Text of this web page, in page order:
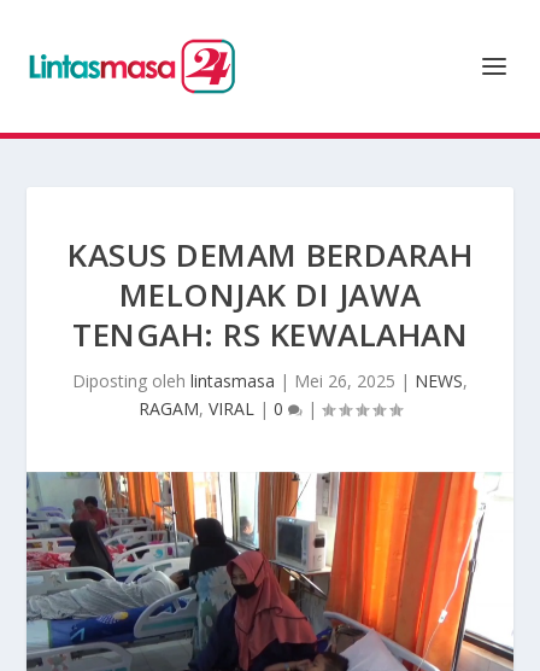
KASUS DEMAM BERDARAH
MELONJAK DI JAWA
TENGAH: RS KEWALAHAN
Diposting oleh lintasmasa | Mei 26, 2025 | NEWS,
RAGAM, VIRAL | 0 |